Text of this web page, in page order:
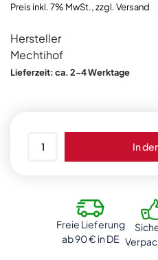
Preis inkl. 7% MwSt., zzgl. Versand
Hersteller
Mechtihof
Lieferzeit: ca. 2-4 Werktage
In
Freie Lieferung
ab 90 € in DE